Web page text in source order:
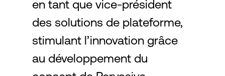
en tant que vice-président
des solutions de plateforme,
stimulant l’innovation grâce
au développement du